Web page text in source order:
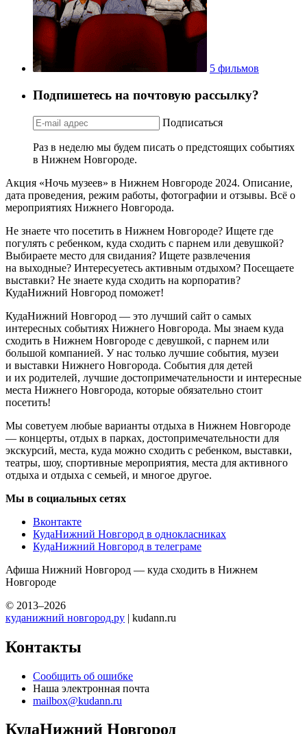
5 фильмов
Подпишетесь на почтовую рассылку?
Подписаться
Раз в неделю мы будем писать о предстоящих событиях
в Нижнем Новгороде.
Акция «Ночь музеев» в Нижнем Новгороде 2024. Описание,
дата проведения, режим работы, фотографии и отзывы. Всё о
мероприятиях Нижнего Новгорода.
Не знаете что посетить в Нижнем Новгороде? Ищете где
погулять с ребенком, куда сходить с парнем или девушкой?
Выбираете место для свидания? Ищете развлечения
на выходные? Интересуетесь активным отдыхом? Посещаете
выставки? Не знаете куда сходить на корпоратив?
КудаНижний Новгород поможет!
КудаНижний Новгород — это лучший сайт о самых
интересных событиях Нижнего Новгорода. Мы знаем куда
сходить в Нижнем Новгороде с девушкой, с парнем или
большой компанией. У нас только лучшие события, музеи
и выставки Нижнего Новгорода. События для детей
и их родителей, лучшие достопримечательности и интересные
места Нижнего Новгорода, которые обязательно стоит
посетить!
Мы советуем любые варианты отдыха в Нижнем Новгороде
— концерты, отдых в парках, достопримечательности для
экскурсий, места, куда можно сходить с ребенком, выставки,
театры, шоу, спортивные мероприятия, места для активного
отдыха и отдыха с семьей, и многое другое.
Мы в социальных сетях
Вконтакте
КудаНижний Новгород в однокласниках
КудаНижний Новгород в телеграме
Афиша Нижний Новгород — куда сходить в Нижнем
Новгороде
© 2013–2026
куданижний новгород.ру | kudann.ru
Контакты
Сообщить об ошибке
Наша электронная почта
mailbox@kudann.ru
КудаНижний Новгород